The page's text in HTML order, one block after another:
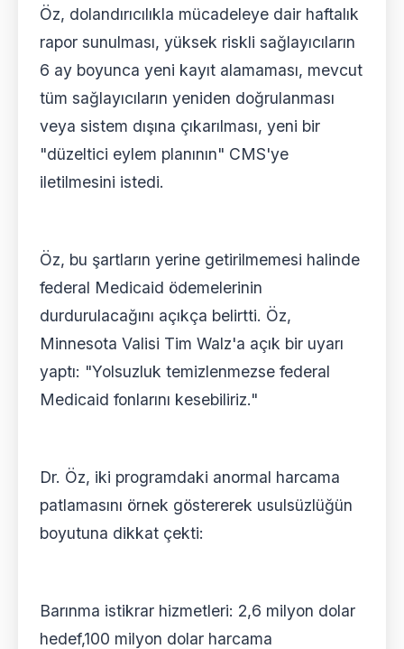
Öz, dolandırıcılıkla mücadeleye dair haftalık
rapor sunulması, yüksek riskli sağlayıcıların
6 ay boyunca yeni kayıt alamaması, mevcut
tüm sağlayıcıların yeniden doğrulanması
veya sistem dışına çıkarılması, yeni bir
"düzeltici eylem planının" CMS'ye
iletilmesini istedi.
Öz, bu şartların yerine getirilmemesi halinde
federal Medicaid ödemelerinin
durdurulacağını açıkça belirtti. Öz,
Minnesota Valisi Tim Walz'a açık bir uyarı
yaptı: "Yolsuzluk temizlenmezse federal
Medicaid fonlarını kesebiliriz."
Dr. Öz, iki programdaki anormal harcama
patlamasını örnek göstererek usulsüzlüğün
boyutuna dikkat çekti:
Barınma istikrar hizmetleri: 2,6 milyon dolar
hedef,100 milyon dolar harcama